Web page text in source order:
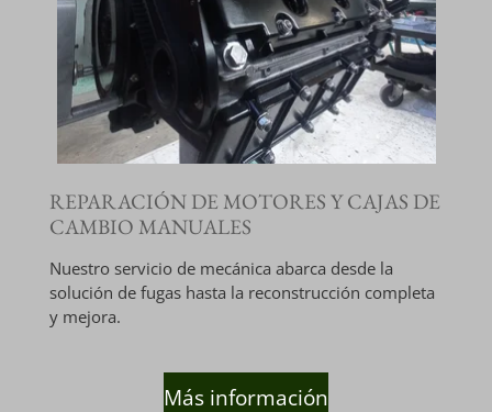
REPARACIÓN DE MOTORES Y CAJAS DE
CAMBIO MANUALES
Nuestro servicio de mecánica abarca desde la
solución de fugas hasta la reconstrucción completa
y mejora.
Más información